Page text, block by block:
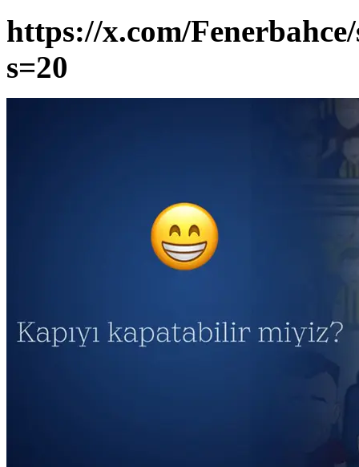
https://x.com/
s=20